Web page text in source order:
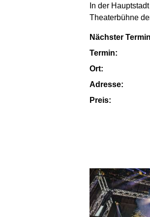
In der
Theaterbühne
Nächster
Termin:
Ort:
Adresse:
Preis: